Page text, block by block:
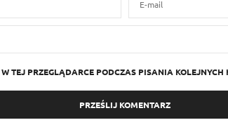
TEJ PRZEGLĄDARCE PODCZAS PISANIA KOLEJNYCH